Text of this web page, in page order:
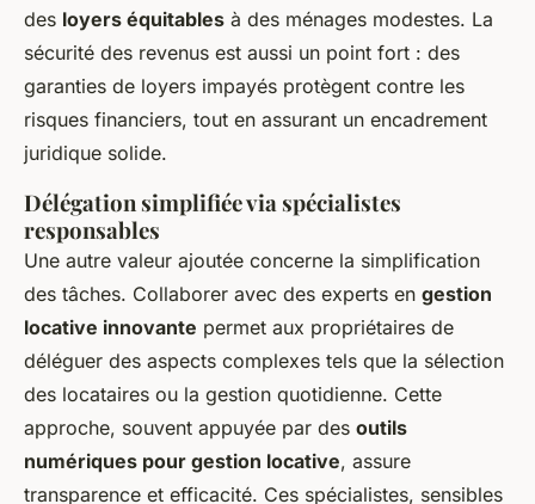
des loyers équitables à des ménages modestes. La
sécurité des revenus est aussi un point fort : des
garanties de loyers impayés protègent contre les
risques financiers, tout en assurant un encadrement
juridique solide.
Délégation simplifiée via spécialistes
responsables
Une autre valeur ajoutée concerne la simplification
des tâches. Collaborer avec des experts en gestion
locative innovante permet aux propriétaires de
déléguer des aspects complexes tels que la sélection
des locataires ou la gestion quotidienne. Cette
approche, souvent appuyée par des outils
numériques pour gestion locative, assure
transparence et efficacité. Ces spécialistes, sensibles